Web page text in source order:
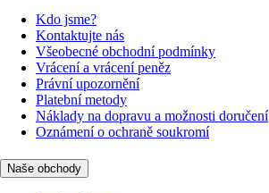
Kdo jsme?
Kontaktujte nás
Všeobecné obchodní podmínky
Vrácení a vrácení peněz
Právní upozornění
Platební metody
Náklady na dopravu a možnosti doručení
Oznámení o ochraně soukromí
Naše obchody